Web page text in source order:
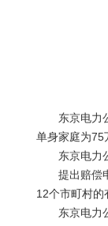
东京电力公
单身家庭为75
东京电力公
提出赔偿申
12个市町村的
东京电力公